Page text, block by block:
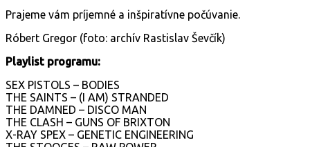
Prajeme vám príjemné a inšpiratívne počúvanie.
Róbert Gregor (foto: archív Rastislav Ševčík)
Playlist programu:
SEX PISTOLS – BODIES
THE SAINTS – (I AM) STRANDED
THE DAMNED – DISCO MAN
THE CLASH – GUNS OF BRIXTON
X-RAY SPEX – GENETIC ENGINEERING